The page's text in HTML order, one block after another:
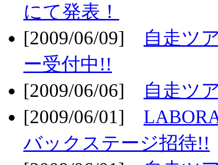
にて発表！
[2009/06/09]
自走ツ
ー受付中!!
[2009/06/06]
自走ツ
[2009/06/01]
バックステージ招待!!